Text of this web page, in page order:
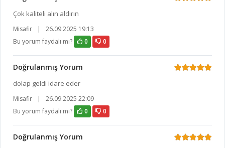
Çok kaliteli alın aldırın
Misafir |
26.09.2025 19:13
Bu yorum faydalı mı?
0 0
Doğrulanmış Yorum
dolap geldi idare eder
Misafir |
26.09.2025 22:09
Bu yorum faydalı mı?
0 0
Doğrulanmış Yorum